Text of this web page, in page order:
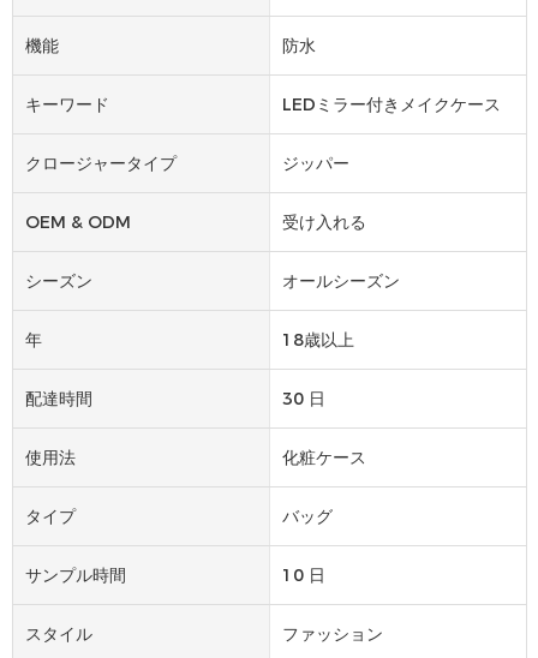
機能 防水
キーワード LEDミラー付きメイクケース
クロージャータイプ ジッパー
OEM & ODM 受け入れる
シーズン オールシーズン
年 18歳以上
配達時間 30 日
使用法 化粧ケース
タイプ バッグ
サンプル時間 10 日
スタイル ファッション